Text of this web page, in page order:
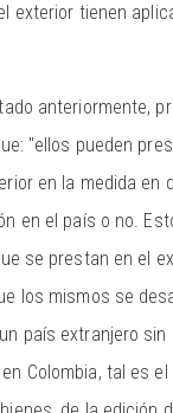
exterior tienen
anteriormente,
"ellos pueden
en la medida en
en el país o no.
se prestan en el
los mismos se
país extranjero sin
Colombia, tal es